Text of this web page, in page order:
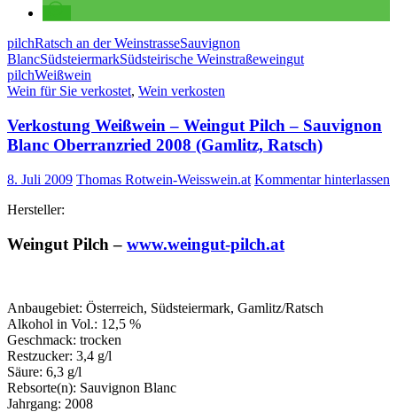
pilchRatsch an der WeinstrasseSauvignon
BlancSüdsteiermarkSüdsteirische Weinstraßeweingut
pilchWeißwein
Wein für Sie verkostet, Wein verkosten
Verkostung Weißwein – Weingut Pilch – Sauvignon
Blanc Oberranzried 2008 (Gamlitz, Ratsch)
8. Juli 2009 Thomas Rotwein-Weisswein.at Kommentar hinterlassen
Hersteller:
Weingut Pilch – www.weingut-pilch.at
Anbaugebiet: Österreich, Südsteiermark, Gamlitz/Ratsch
Alkohol in Vol.: 12,5 %
Geschmack: trocken
Restzucker: 3,4 g/l
Säure: 6,3 g/l
Rebsorte(n): Sauvignon Blanc
Jahrgang: 2008